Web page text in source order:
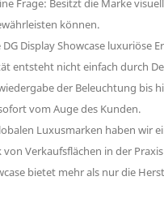
Frage: Besitzt die Marke
können.
entsteht nicht einfach durch
der Beleuchtung bis
vom Auge des Kunden.
Luxusmarken haben wir
Verkaufsflächen in der
bietet mehr als nur die